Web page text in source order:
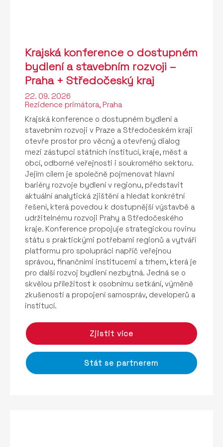
Krajská konference o dostupném
bydlení a stavebním rozvoji –
Praha + Středočeský kraj
22. 09. 2026
Rezidence primátora, Praha
Krajská konference o dostupném bydlení a
stavebním rozvoji v Praze a Středočeském kraji
otevře prostor pro věcný a otevřený dialog
mezi zástupci státních institucí, kraje, měst a
obcí, odborné veřejnosti i soukromého sektoru.
Jejím cílem je společně pojmenovat hlavní
bariéry rozvoje bydlení v regionu, představit
aktuální analytická zjištění a hledat konkrétní
řešení, která povedou k dostupnější výstavbě a
udržitelnému rozvoji Prahy a Středočeského
kraje. Konference propojuje strategickou rovinu
státu s praktickými potřebami regionů a vytváří
platformu pro spolupráci napříč veřejnou
správou, finančními institucemi a trhem, která je
pro další rozvoj bydlení nezbytná. Jedná se o
skvělou příležitost k osobnímu setkání, výměně
zkušeností a propojení samospráv, developerů a
institucí.
Zjistit více
Stát se partnerem